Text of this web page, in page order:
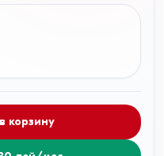
корзину